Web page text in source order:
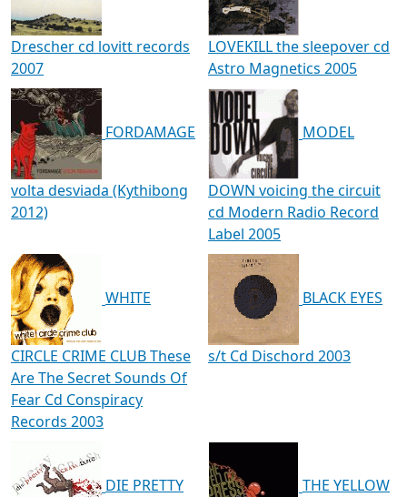
Drescher cd lovitt records
2007
LOVEKILL the sleepover cd
Astro Magnetics 2005
FORDAMAGE
volta desviada (Kythibong
2012)
MODEL
DOWN voicing the circuit
cd Modern Radio Record
Label 2005
WHITE
CIRCLE CRIME CLUB These
Are The Secret Sounds Of
Fear Cd Conspiracy
Records 2003
BLACK EYES
s/t Cd Dischord 2003
DIE PRETTY THE YELLOW